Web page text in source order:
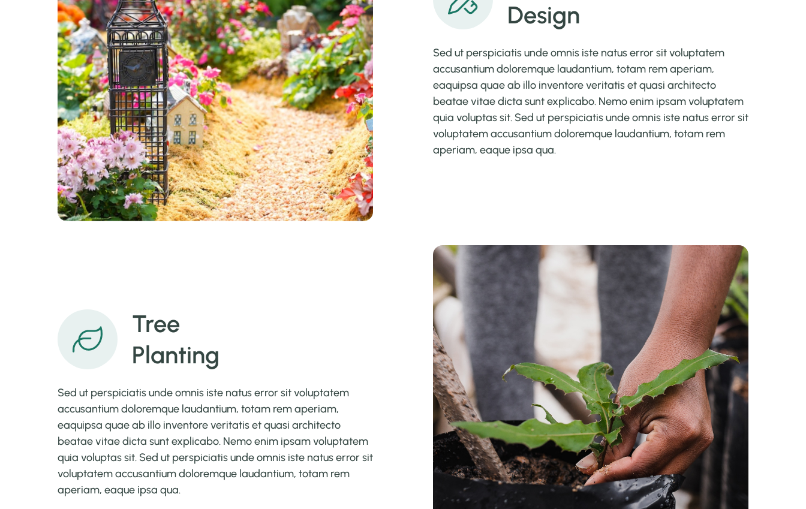
Design
Sed ut perspiciatis unde omnis iste natus error sit voluptatem
accusantium doloremque laudantium, totam rem aperiam,
eaquipsa quae ab illo inventore veritatis et quasi architecto
beatae vitae dicta sunt explicabo. Nemo enim ipsam voluptatem
quia voluptas sit. Sed ut perspiciatis unde omnis iste natus error sit
voluptatem accusantium doloremque laudantium, totam rem
aperiam, eaque ipsa qua.
Tree
Planting
Sed ut perspiciatis unde omnis iste natus error sit voluptatem
accusantium doloremque laudantium, totam rem aperiam,
eaquipsa quae ab illo inventore veritatis et quasi architecto
beatae vitae dicta sunt explicabo. Nemo enim ipsam voluptatem
quia voluptas sit. Sed ut perspiciatis unde omnis iste natus error sit
voluptatem accusantium doloremque laudantium, totam rem
aperiam, eaque ipsa qua.